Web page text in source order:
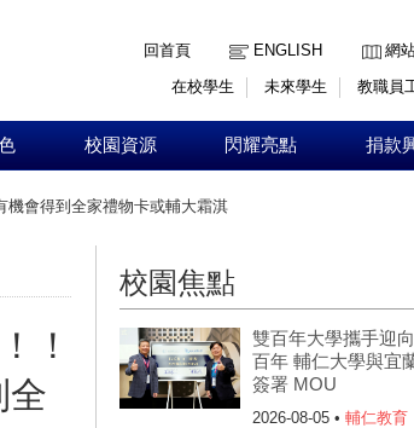
回首頁
ENGLISH
網
在校學生
未來學生 教職員
校園資源 閃耀亮點 捐款
機會得到全家禮物卡或輔大霜淇
！
全
校園焦點
雙百年大學攜手迎
百年 輔仁大學與宜
簽署 MOU
2026-08-05 • 輔仁教育